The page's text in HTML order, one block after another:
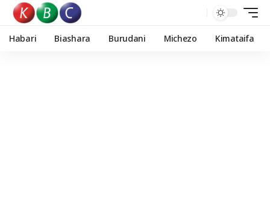
Habari Biashara Burudani Michezo Kimataifa